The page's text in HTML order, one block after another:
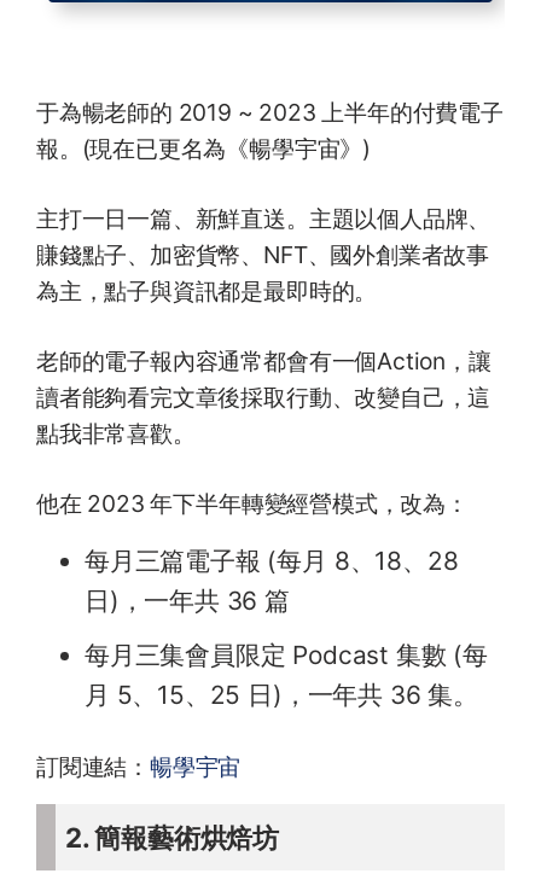
于為暢老師的 2019 ~ 2023 上半年的付費電子
報。(現在已更名為《暢學宇宙》)
主打一日一篇、新鮮直送。主題以個人品牌、
賺錢點子、加密貨幣、NFT、國外創業者故事
為主，點子與資訊都是最即時的。
老師的電子報內容通常都會有一個Action，讓
讀者能夠看完文章後採取行動、改變自己，這
點我非常喜歡。
他在 2023 年下半年轉變經營模式，改為：
每月三篇電子報 (每月 8、18、28
日)，一年共 36 篇
每月三集會員限定 Podcast 集數 (每
月 5、15、25 日)，一年共 36 集。
訂閱連結：暢學宇宙
2. 簡報藝術烘焙坊